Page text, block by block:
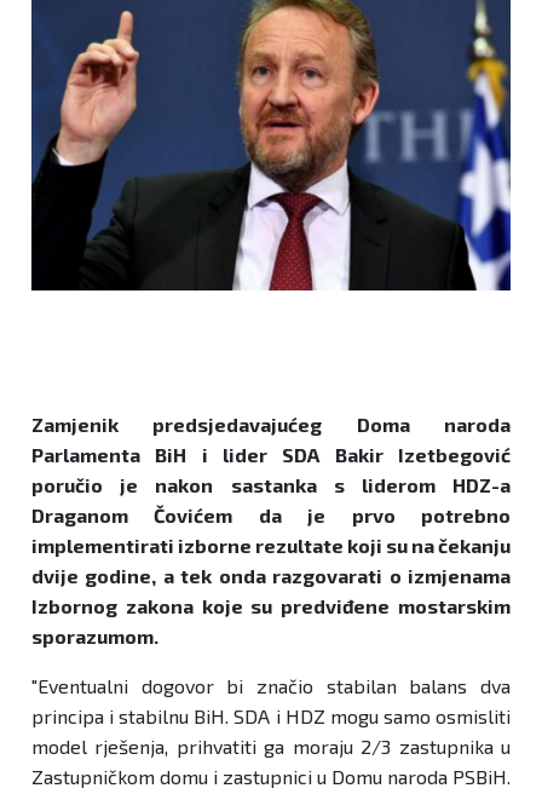
Zamjenik predsjedavajućeg Doma naroda
Parlamenta BiH i lider SDA Bakir Izetbegović
poručio je nakon sastanka s liderom HDZ-a
Draganom Čovićem da je prvo potrebno
implementirati izborne rezultate koji su na čekanju
dvije godine, a tek onda razgovarati o izmjenama
Izbornog zakona koje su predviđene mostarskim
sporazumom.
"Eventualni dogovor bi značio stabilan balans dva
principa i stabilnu BiH. SDA i HDZ mogu samo osmisliti
model rješenja, prihvatiti ga moraju 2/3 zastupnika u
Zastupničkom domu i zastupnici u Domu naroda PSBiH.